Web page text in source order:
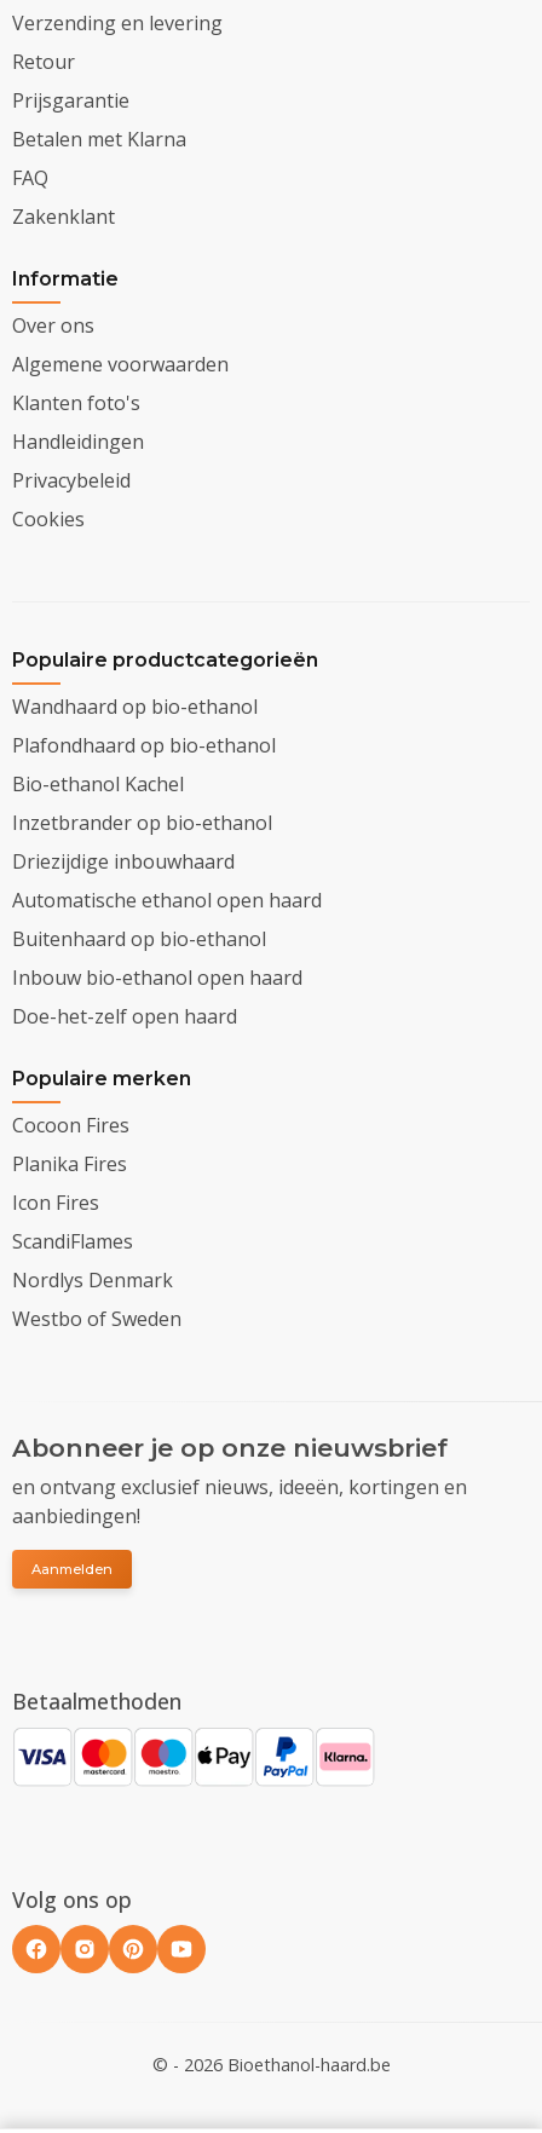
Verzending en levering
Retour
Prijsgarantie
Betalen met Klarna
FAQ
Zakenklant
Informatie
Over ons
Algemene voorwaarden
Klanten foto's
Handleidingen
Privacybeleid
Cookies
Populaire productcategorieën
Wandhaard op bio-ethanol
Plafondhaard op bio-ethanol
Bio-ethanol Kachel
Inzetbrander op bio-ethanol
Driezijdige inbouwhaard
Automatische ethanol open haard
Buitenhaard op bio-ethanol
Inbouw bio-ethanol open haard
Doe-het-zelf open haard
Populaire merken
Cocoon Fires
Planika Fires
Icon Fires
ScandiFlames
Nordlys Denmark
Westbo of Sweden
Abonneer je op onze nieuwsbrief
en ontvang exclusief nieuws, ideeën, kortingen en
aanbiedingen!
Aanmelden
Betaalmethoden
Volg ons op
© - 2026 Bioethanol-haard.be